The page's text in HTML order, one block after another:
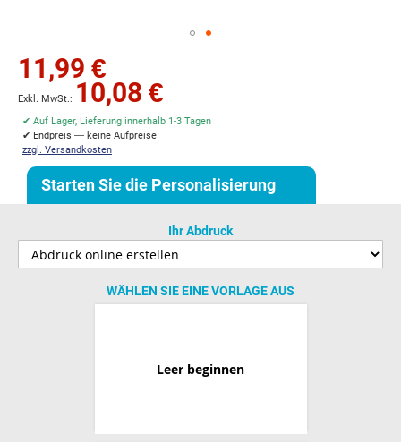
springen
11,99 €
10,08 €
✔ Auf Lager, Lieferung innerhalb 1-3 Tagen
✔ Endpreis — keine Aufpreise
zzgl. Versandkosten
Starten Sie die Personalisierung
Ihr Abdruck
WÄHLEN SIE EINE VORLAGE AUS
Leer beginnen